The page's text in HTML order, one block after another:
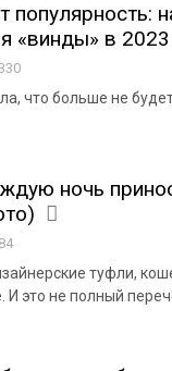
популярность:
«винды» в 2023
что больше не
ночь
туфли,
И это не полный